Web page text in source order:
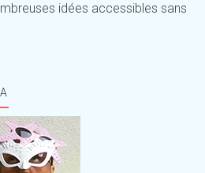
idées accessibles sans